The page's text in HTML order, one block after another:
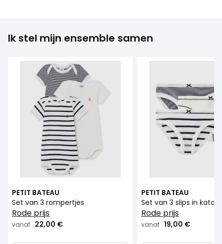
Ik stel mijn ensemble samen
PETIT BATEAU
Set van 3 rompertjes
rode prijs
vanaf 22,00 €
PETIT BATEAU
Set van 3 slips in
rode prijs
vanaf 19,00 €